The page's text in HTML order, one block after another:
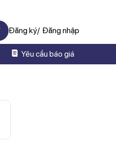
Đăng ký Đăng nhập
Yêu cầu báo giá